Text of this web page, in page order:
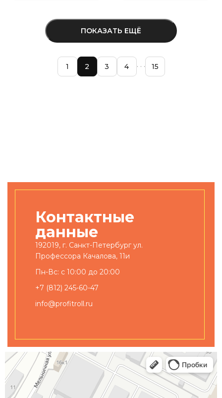
ПОКАЗАТЬ ЕЩЁ
1 2 3 4 15
Контактные
данные
192019, г. Санкт-Петербург ул.
Профессора Качалова, 11и
Пн-Вс: с 10:00 до 20:00
+7 (812) 245-60-47
info@profitroll.ru